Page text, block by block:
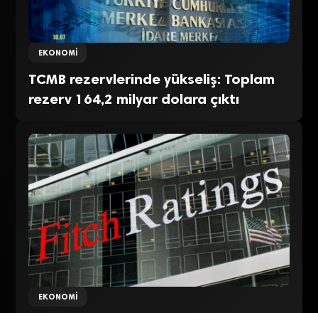
EKONOMI
TCMB rezervlerinde yükseliş: Toplam
rezerv 164,2 milyar dolara çıktı
EKONOMI